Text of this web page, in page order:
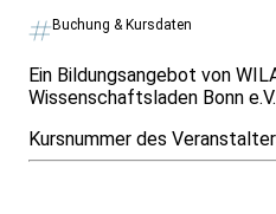
Buchung & Kursdaten
Ein Bildungsangebot von
Wissenschaftsladen Bonn
Kursnummer des